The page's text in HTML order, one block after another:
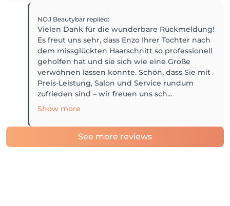
NO.1 Beautybar replied:
Vielen Dank für die wunderbare Rückmeldung!
Es freut uns sehr, dass Enzo Ihrer Tochter nach
dem missglückten Haarschnitt so professionell
geholfen hat und sie sich wie eine Große
verwöhnen lassen konnte. Schön, dass Sie mit
Preis-Leistung, Salon und Service rundum
zufrieden sind – wir freuen uns sch...
Show more
See more reviews